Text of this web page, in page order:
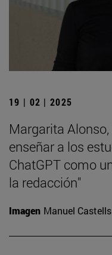
19 | 02 | 2025
Margarita
enseñar a los
ChatGPT como
la redacción"
Imagen Manuel Castells